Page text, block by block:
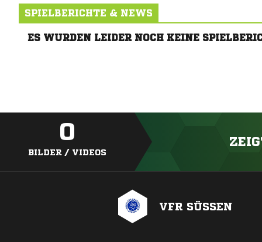
SPIELBERICHTE & NEWS
ES WURDEN LEIDER NOCH KEINE
0
BILDER / VIDEOS
VFR SÜSSEN